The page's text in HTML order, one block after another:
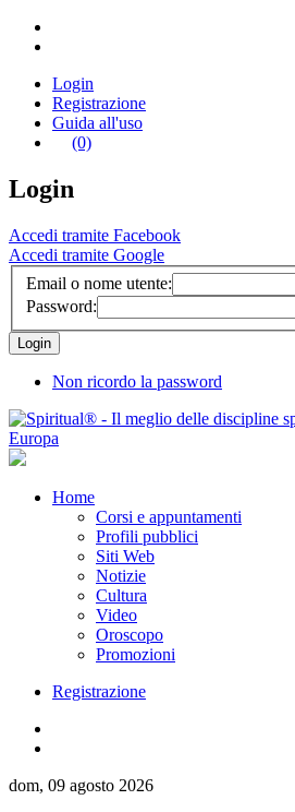
Login
Registrazione
Guida all'uso
(0)
Login
Accedi tramite Facebook
Accedi tramite Google
Email o nome utente:
Password:
Non ricordo la password
Home
Corsi e appuntamenti
Profili pubblici
Siti Web
Notizie
Cultura
Video
Oroscopo
Promozioni
Registrazione
dom, 09 agosto 2026